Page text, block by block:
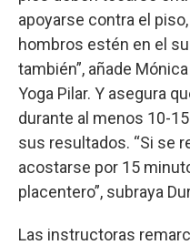
apoyarse contra el
hombros estén en el
también”, añade
Yoga Pilar. Y asegura
durante al menos 10-
sus resultados. “Si se
acostarse por 15
placentero”, subraya
Las instructoras